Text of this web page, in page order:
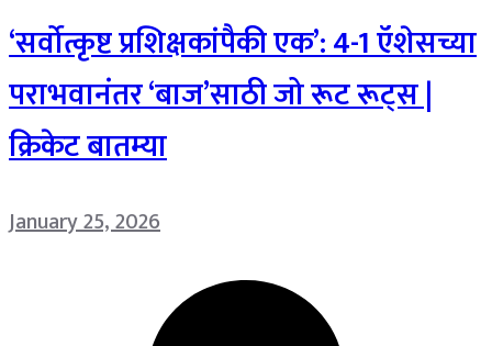
‘सर्वोत्कृष्ट प्रशिक्षकांपैकी एक’: 4-1 ऍशेसच्या
पराभवानंतर ‘बाज’साठी जो रूट रूट्स |
क्रिकेट बातम्या
January 25, 2026